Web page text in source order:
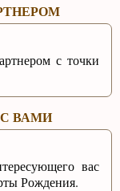
с точки
ВАМИ
вас
Рождения.